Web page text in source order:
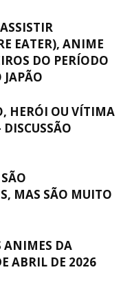
EATER), ANIME
DO PERÍODO
JAPÃO
HERÓI OU VÍTIMA
MAS SÃO MUITO
ANIMES DA
ABRIL DE 2026